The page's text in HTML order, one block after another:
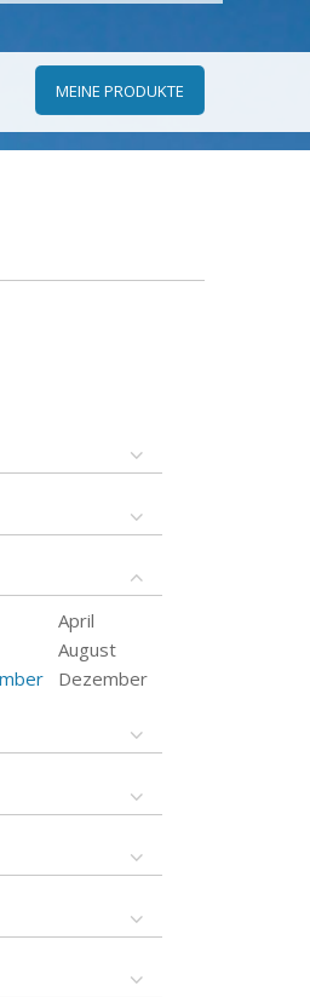
MEINE PRODUKTE
April
August
Dezember